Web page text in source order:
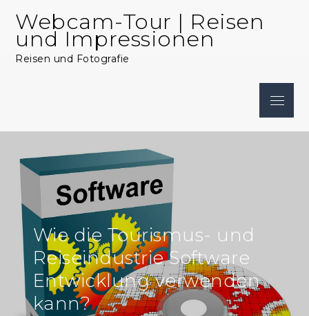
content
Webcam-Tour | Reisen
und Impressionen
Reisen und Fotografie
Menu
Wie die Tourismus- und
Reiseindustrie Software
Entwicklung verwenden
kann?